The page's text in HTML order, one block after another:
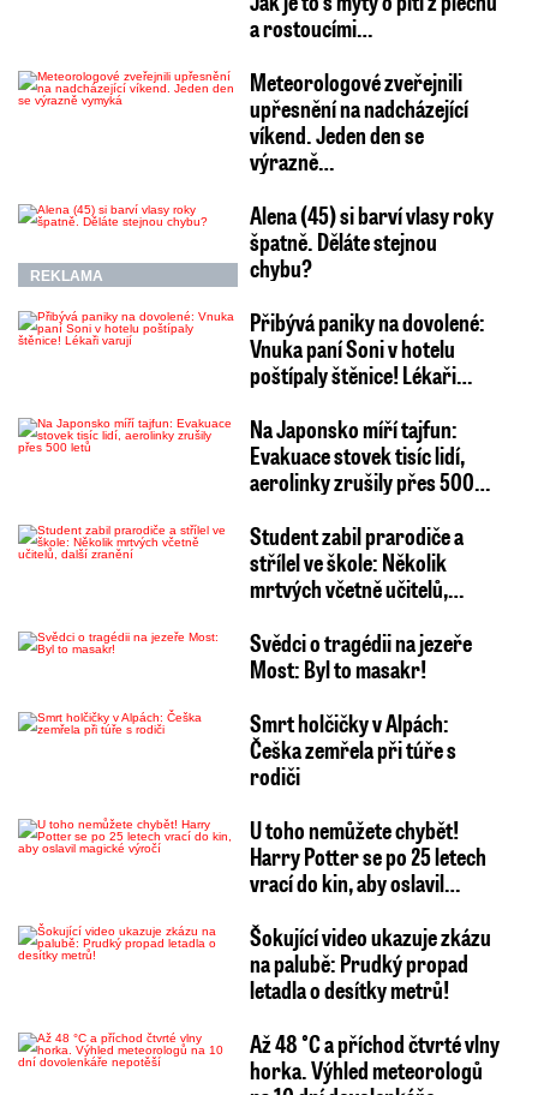
a rostoucími…
Meteorologové zveřejnili
upřesnění na nadcházející
víkend. Jeden den se
výrazně…
REKLAMA
Alena (45) si barví vlasy roky
špatně. Děláte stejnou
chybu?
Přibývá paniky na dovolené:
Vnuka paní Soni v hotelu
poštípaly štěnice! Lékaři…
Na Japonsko míří tajfun:
Evakuace stovek tisíc lidí,
aerolinky zrušily přes 500…
Student zabil prarodiče a
střílel ve škole: Několik
mrtvých včetně učitelů,…
Svědci o tragédii na jezeře
Most: Byl to masakr!
Smrt holčičky v Alpách:
Češka zemřela při túře s
rodiči
U toho nemůžete chybět!
Harry Potter se po 25 letech
vrací do kin, aby oslavil…
Šokující video ukazuje zkázu
na palubě: Prudký propad
letadla o desítky metrů!
Až 48 °C a příchod čtvrté vlny
horka. Výhled meteorologů